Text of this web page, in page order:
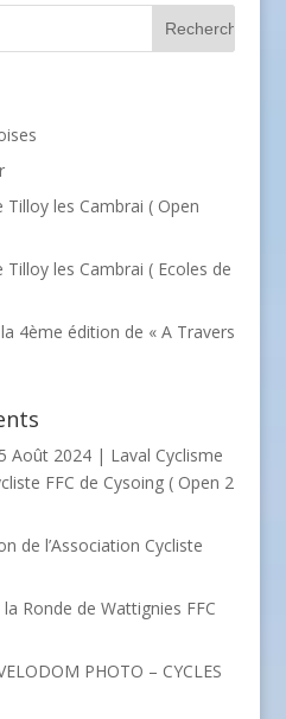
Tilloy les Cambrai ( Open
Tilloy les Cambrai ( Ecoles de
4ème édition de « A Travers
Août 2024 | Laval Cyclisme
FFC de Cysoing ( Open 2
de l’Association Cycliste
Ronde de Wattignies FFC
PHOTO – CYCLES